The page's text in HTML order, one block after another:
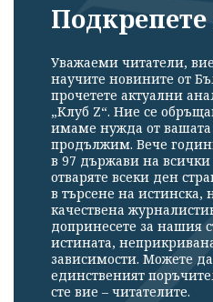
Уважаеми читатели,
научите новините от
прочетете актуални
„Клуб Z“. Ние се
имаме нужда от вашата
продължим. Вече
в 97 държави на всички
отваряте всеки ден
в търсене на истинска,
качествена
допринесете за нашия
истината,
зависимости. Можете
единственият
сте вие – читателите.